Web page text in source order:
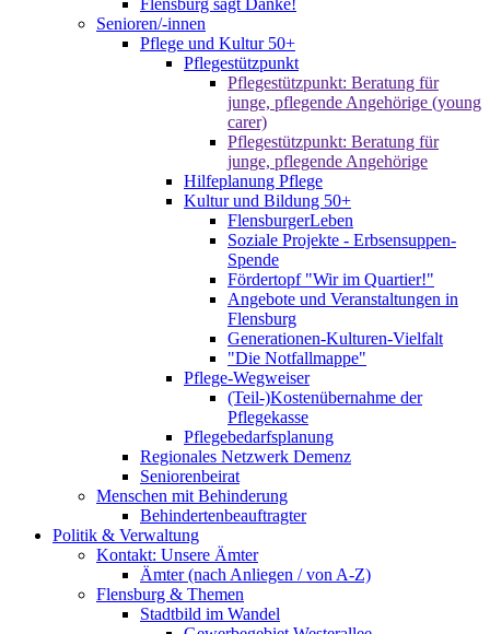
Flensburg sagt Danke!
Senioren/-innen
Pflege und Kultur 50+
Pflegestützpunkt
Pflegestützpunkt: Beratung für
junge, pflegende Angehörige (young
carer)
Pflegestützpunkt: Beratung für
junge, pflegende Angehörige
Hilfeplanung Pflege
Kultur und Bildung 50+
FlensburgerLeben
Soziale Projekte - Erbsensuppen-
Spende
Fördertopf "Wir im Quartier!"
Angebote und Veranstaltungen in
Flensburg
Generationen-Kulturen-Vielfalt
"Die Notfallmappe"
Pflege-Wegweiser
(Teil-)Kostenübernahme der
Pflegekasse
Pflegebedarfsplanung
Regionales Netzwerk Demenz
Seniorenbeirat
Menschen mit Behinderung
Behindertenbeauftragter
Politik & Verwaltung
Kontakt: Unsere Ämter
Ämter (nach Anliegen / von A-Z)
Flensburg & Themen
Stadtbild im Wandel